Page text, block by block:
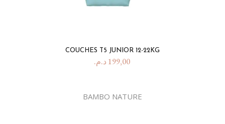
COUCHES T5 JUNIOR 12-22KG
199,00 د.م.
BAMBO NATURE